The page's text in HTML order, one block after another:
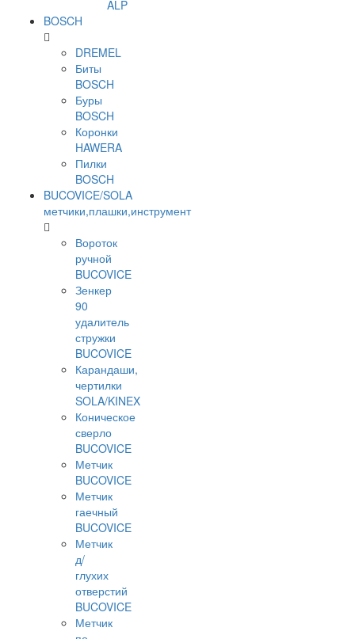
ALP
BOSCH
DREMEL
Биты
BOSCH
Буры
BOSCH
Коронки
HAWERA
Пилки
BOSCH
BUCOVICE/SOLA
метчики,плашки,инструмент
Вороток
ручной
BUCOVICE
Зенкер
90
удалитель
стружки
BUCOVICE
Карандаши,
чертилки
SOLA/KINEX
Коническое
сверло
BUCOVICE
Метчик
BUCOVICE
Метчик
гаечный
BUCOVICE
Метчик
д/
глухих
отверстий
BUCOVICE
Метчик